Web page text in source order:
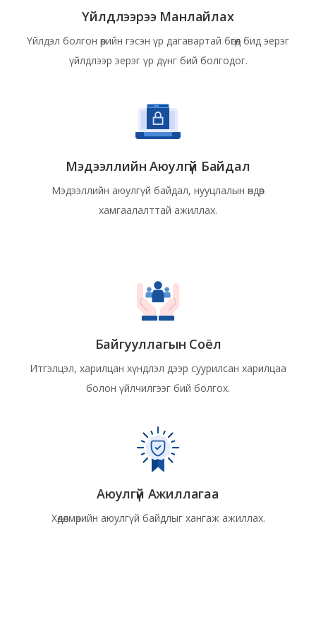
Үйлдлээрээ Манлайлах
Үйлдэл болгон өөрийн гэсэн үр дагавартай бөгөөд бид эерэг
үйлдлээр эерэг үр дүнг бий болгодог.
Мэдээллийн Аюулгүй Байдал
Мэдээллийн аюулгүй байдал, нууцлалын өндөр
хамгаалалттай ажиллах.
Байгууллагын Соёл
Итгэлцэл, харилцан хүндлэл дээр суурилсан харилцаа
болон үйлчилгээг бий болгох.
Аюулгүй Ажиллагаа
Хөдөлмөрийн аюулгүй байдлыг хангаж ажиллах.